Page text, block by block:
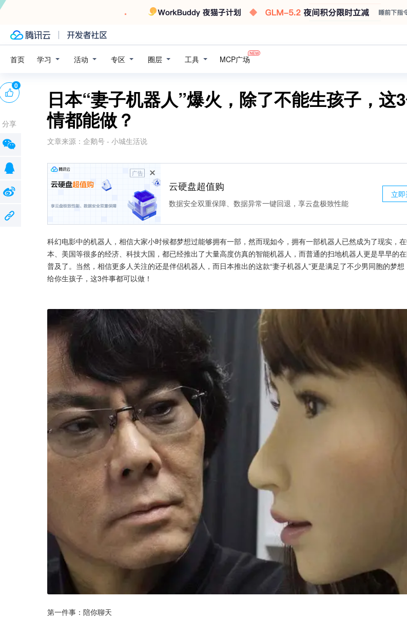
首页 学习 活动 专区 圈层 工具 MCP广场
日本“妻子机器人”爆火，除了不能生孩子，这
情都能做？
文章来源： 企鹅号 - 小城生活说
广告
云硬盘超值购
数据安全双重保障、数据异常一键回退，享云盘极致性能
立
科幻电影中的机器人，相信大家小时候都梦想过能够拥有一部，然而现如今，拥有一部机器人已然成为了现实，
本、美国等很多的经济、科技大国，都已经推出了大量高度仿真的智能机器人，而普通的扫地机器人更是早早的
普及了。当然，相信更多人关注的还是伴侣机器人，而日本推出的这款“妻子机器人”更是满足了不少男同胞的梦
给你生孩子，这3件事都可以做！
第一件事：陪你聊天
0
分享